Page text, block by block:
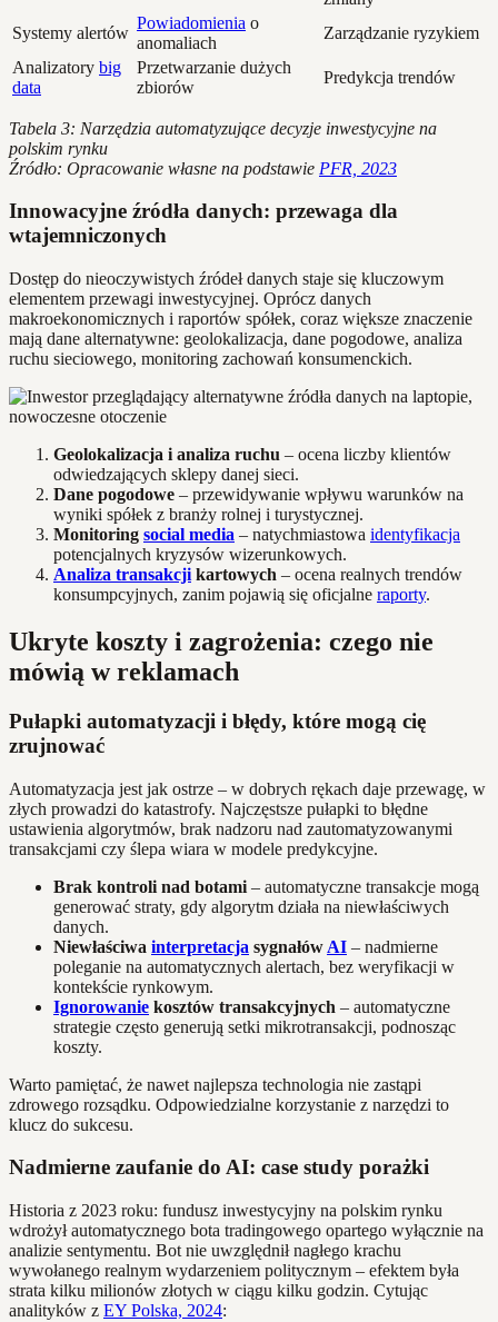
Systemy alertów
Powiadomienia o
anomaliach
Zarządzanie ryzykiem
Analizatory big
data
Przetwarzanie dużych
zbiorów
Predykcja trendów
Tabela 3: Narzędzia automatyzujące decyzje inwestycyjne na
polskim rynku
Źródło: Opracowanie własne na podstawie PFR, 2023
Innowacyjne źródła danych: przewaga dla
wtajemniczonych
Dostęp do nieoczywistych źródeł danych staje się kluczowym
elementem przewagi inwestycyjnej. Oprócz danych
makroekonomicznych i raportów spółek, coraz większe znaczenie
mają dane alternatywne: geolokalizacja, dane pogodowe, analiza
ruchu sieciowego, monitoring zachowań konsumenckich.
Geolokalizacja i analiza ruchu – ocena liczby klientów
odwiedzających sklepy danej sieci.
Dane pogodowe – przewidywanie wpływu warunków na
wyniki spółek z branży rolnej i turystycznej.
Monitoring social media – natychmiastowa identyfikacja
potencjalnych kryzysów wizerunkowych.
Analiza transakcji kartowych – ocena realnych trendów
konsumpcyjnych, zanim pojawią się oficjalne raporty.
Ukryte koszty i zagrożenia: czego nie
mówią w reklamach
Pułapki automatyzacji i błędy, które mogą cię
zrujnować
Automatyzacja jest jak ostrze – w dobrych rękach daje przewagę, w
złych prowadzi do katastrofy. Najczęstsze pułapki to błędne
ustawienia algorytmów, brak nadzoru nad zautomatyzowanymi
transakcjami czy ślepa wiara w modele predykcyjne.
Brak kontroli nad botami – automatyczne transakcje mogą
generować straty, gdy algorytm działa na niewłaściwych
danych.
Niewłaściwa interpretacja sygnałów AI – nadmierne
poleganie na automatycznych alertach, bez weryfikacji w
kontekście rynkowym.
Ignorowanie kosztów transakcyjnych – automatyczne
strategie często generują setki mikrotransakcji, podnosząc
koszty.
Warto pamiętać, że nawet najlepsza technologia nie zastąpi
zdrowego rozsądku. Odpowiedzialne korzystanie z narzędzi to
klucz do sukcesu.
Nadmierne zaufanie do AI: case study porażki
Historia z 2023 roku: fundusz inwestycyjny na polskim rynku
wdrożył automatycznego bota tradingowego opartego wyłącznie na
analizie sentymentu. Bot nie uwzględnił nagłego krachu
wywołanego realnym wydarzeniem politycznym – efektem była
strata kilku milionów złotych w ciągu kilku godzin. Cytując
analityków z EY Polska, 2024: